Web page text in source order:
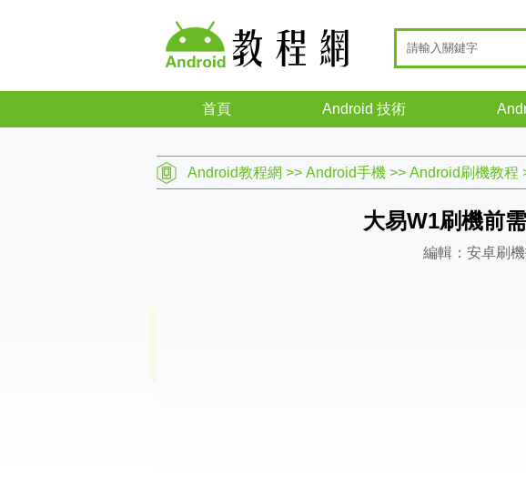
首頁 Android 技術
Android教程網 >> Android手機 >> Android刷機教程
大易W1刷機前
編輯：安卓刷